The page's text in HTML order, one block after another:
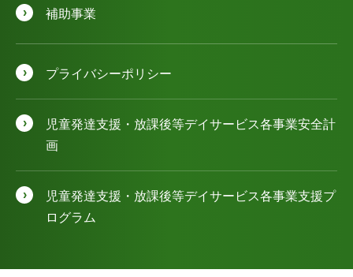
補助事業
プライバシーポリシー
児童発達⽀援・放課後等デイサービス各事業安全計
画
児童発達⽀援・放課後等デイサービス各事業⽀援プ
ログラム